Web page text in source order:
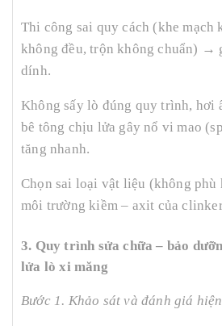
Thi công sai quy cách (khe mạch
không đều, trộn không chuẩn) →
dính.
Không sấy lò đúng quy trình, hơi
bê tông chịu lửa gây nổ vi mao
tăng nhanh.
Chọn sai loại vật liệu (không phù
môi trường kiềm – axit của
3. Quy trình sửa chữa – bảo
lửa lò xi măng
Bước 1. Khảo sát và đánh giá